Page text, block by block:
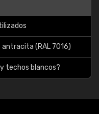
antracita (RAL 7016)
techos blancos?